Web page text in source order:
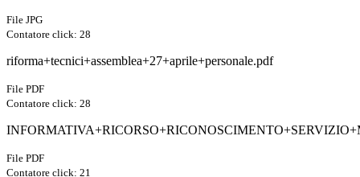
File JPG
Contatore click: 28
riforma+tecnici+assemblea+27+aprile+personale.pdf
File PDF
Contatore click: 28
File PDF
Contatore click: 21